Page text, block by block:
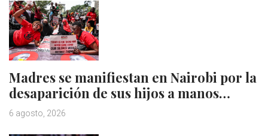
Madres se manifiestan en Nairobi por la
desaparición de sus hijos a manos…
6 agosto, 2026